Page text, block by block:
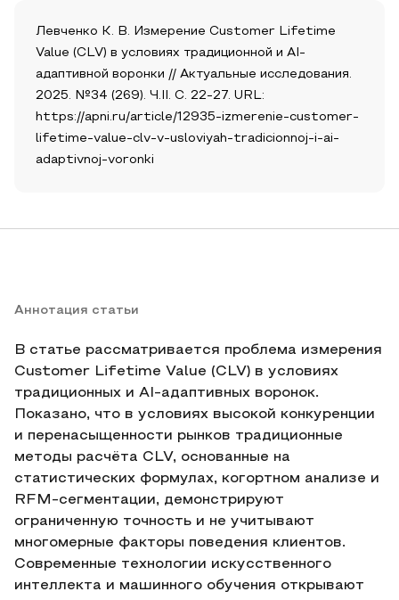
Левченко К. В. Измерение Customer Lifetime
Value (CLV) в условиях традиционной и AI-
адаптивной воронки // Актуальные исследования.
2025. №34 (269). Ч.II. С. 22-27. URL:
https://apni.ru/article/12935-izmerenie-customer-
lifetime-value-clv-v-usloviyah-tradicionnoj-i-ai-
adaptivnoj-voronki
Аннотация статьи
В статье рассматривается проблема измерения
Customer Lifetime Value (CLV) в условиях
традиционных и AI-адаптивных воронок.
Показано, что в условиях высокой конкуренции
и перенасыщенности рынков традиционные
методы расчёта CLV, основанные на
статистических формулах, когортном анализе и
RFM-сегментации, демонстрируют
ограниченную точность и не учитывают
многомерные факторы поведения клиентов.
Современные технологии искусственного
интеллекта и машинного обучения открывают